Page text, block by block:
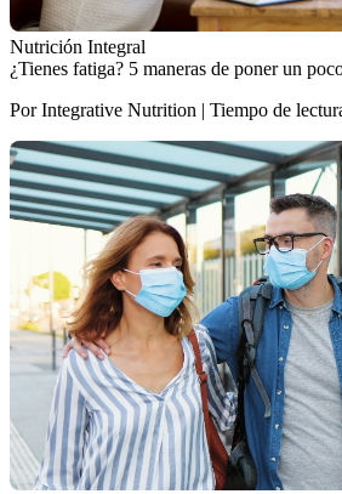
Nutrición Integral
¿Tienes fatiga? 5 maneras de poner un
Por Integrative Nutrition | Tiempo de